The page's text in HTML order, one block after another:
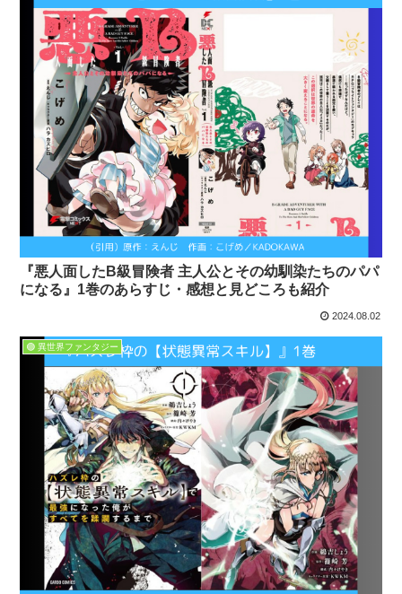
『悪人面したB級冒険者 主人公とその幼馴染たちのパパ
になる』1巻のあらすじ・感想と見どころも紹介
2024.08.02
🟢 異世界ファンタジー